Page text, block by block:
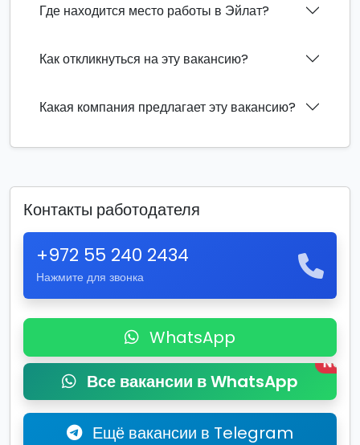
Где находится место работы в Эйлат?
Как откликнуться на эту вакансию?
Какая компания предлагает эту вакансию?
Контакты работодателя
+972 55 240 2434
Нажмите для звонка
WhatsApp
Все вакансии в WhatsApp
New
Ещё вакансии в Telegram